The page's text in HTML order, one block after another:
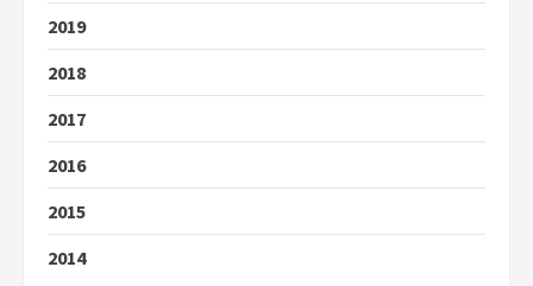
2019
2018
2017
2016
2015
2014